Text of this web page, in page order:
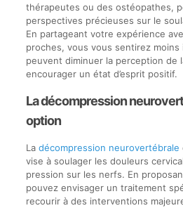
thérapeutes ou des ostéopathes,
perspectives précieuses sur le
En partageant votre expérience
proches, vous vous sentirez moins
peuvent diminuer la perception de
encourager un état d’esprit positif.
La décompression
option
La décompression neurovertébrale
vise à soulager les douleurs
pression sur les nerfs. En
pouvez envisager un traitement
recourir à des interventions